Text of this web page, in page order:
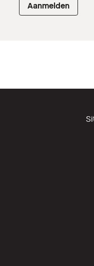
Aanmelden